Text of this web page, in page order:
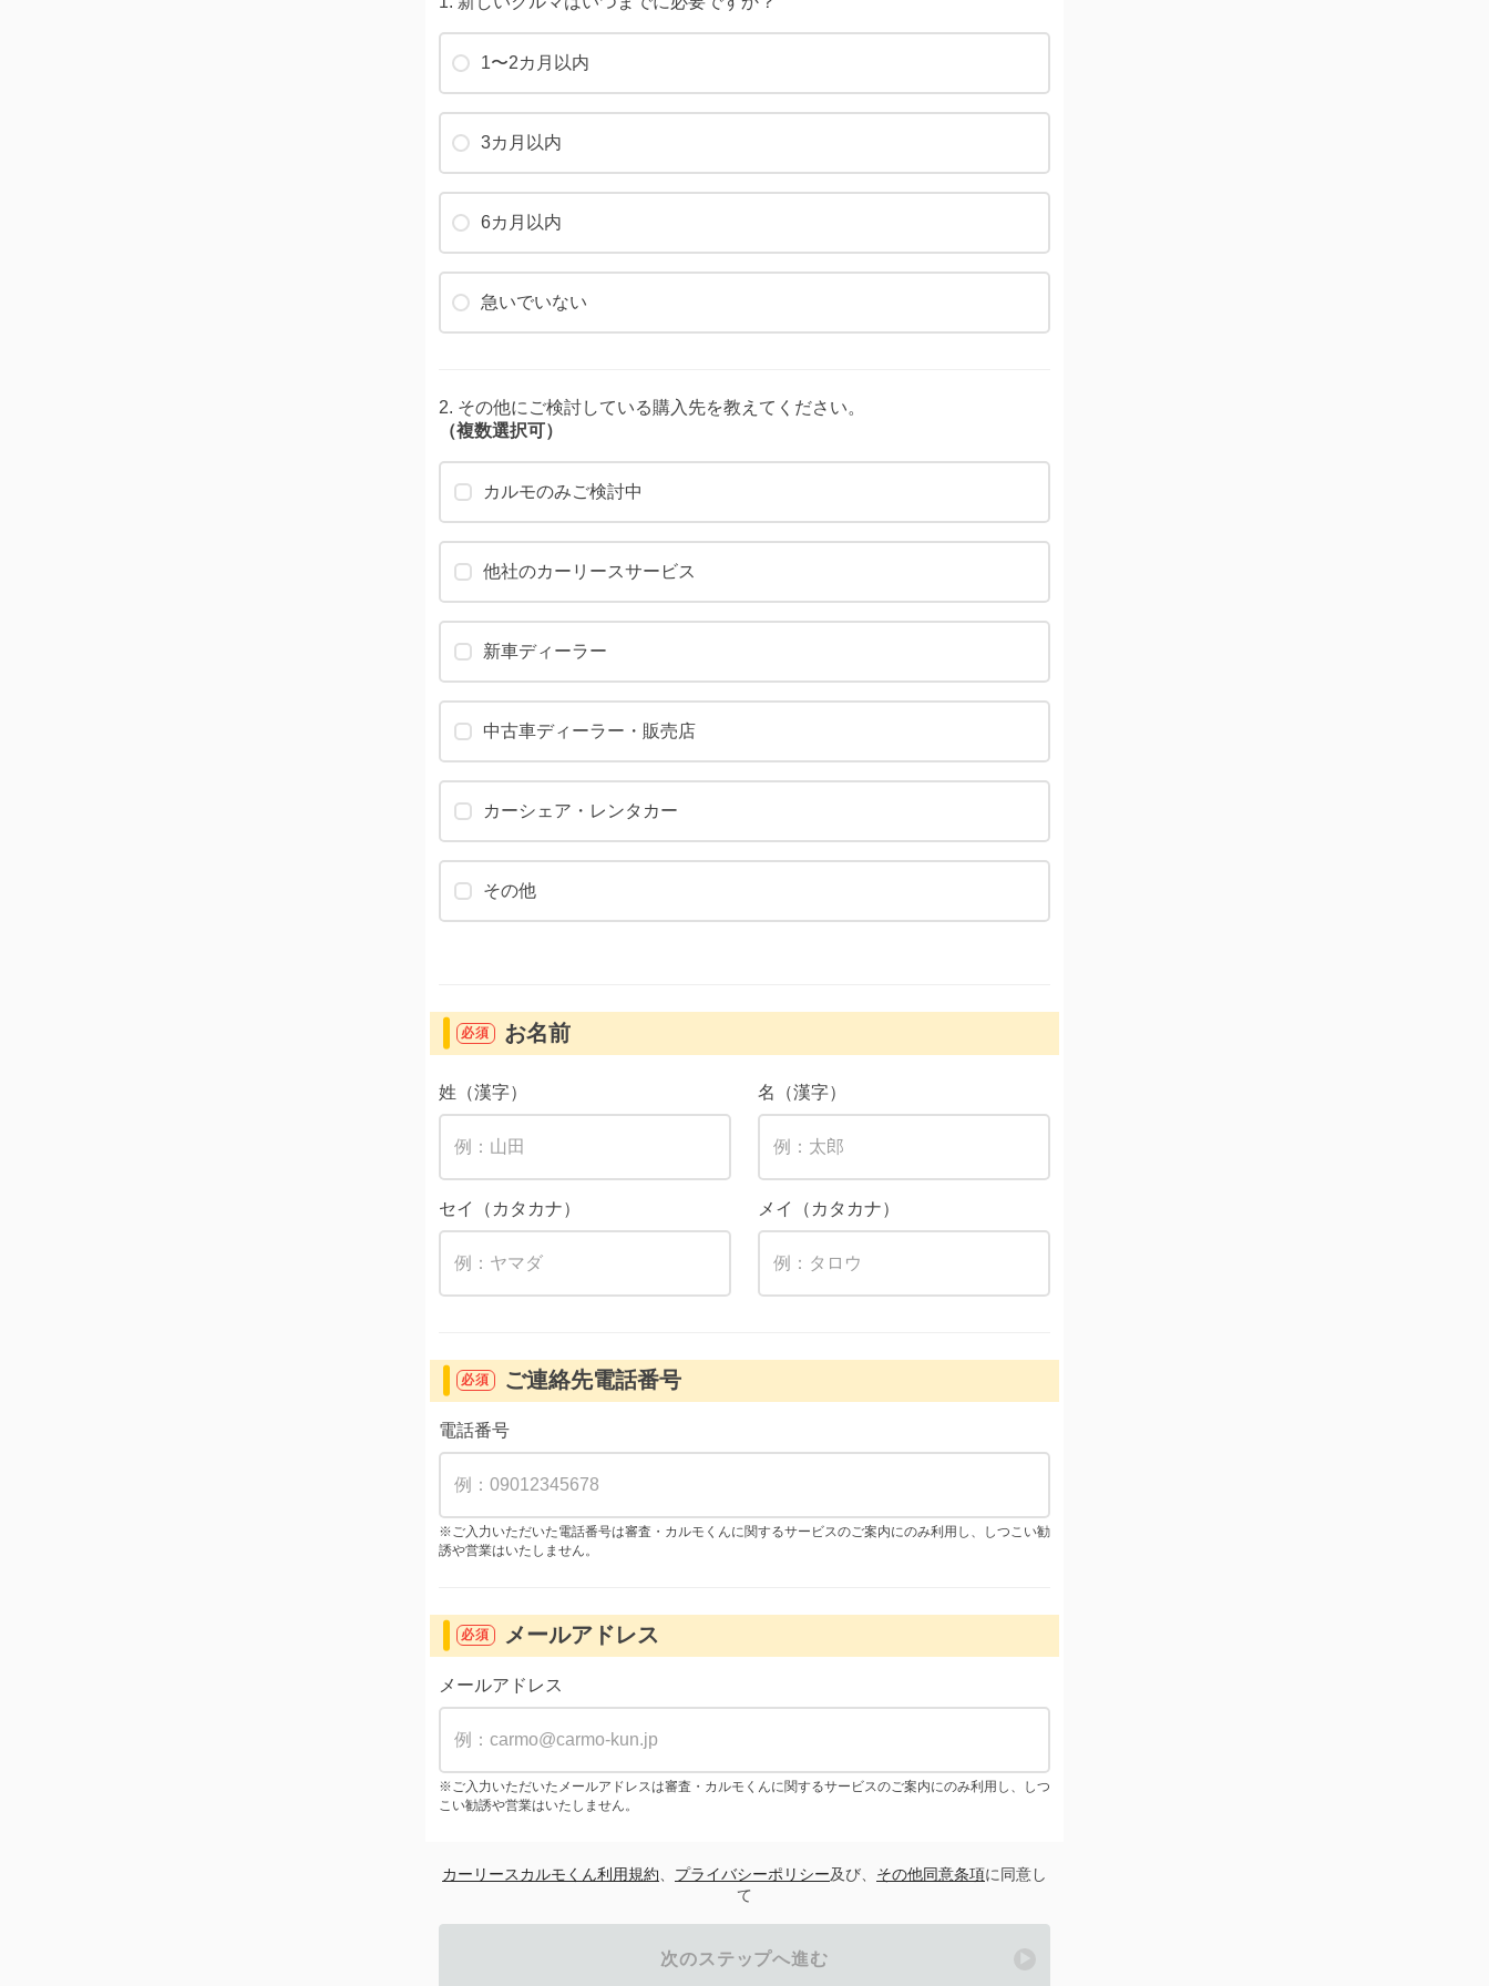
1〜2カ月以内
3カ月以内
6カ月以内
急いでいない
2. その他にご検討している購入先を教えてください。
（複数選択可）
カルモのみご検討中
他社のカーリースサービス
新車ディーラー
中古車ディーラー・販売店
カーシェア・レンタカー
その他
必須 お名前
姓（漢字） 名（漢字）
セイ（カタカナ） メイ（カタカナ）
必須 ご連絡先電話番号
電話番号
※ご入力いただいた電話番号は審査・カルモくんに関するサービスのご案内にのみ利用し、しつこい勧
誘や営業はいたしません。
必須 メールアドレス
メールアドレス
※ご入力いただいたメールアドレスは審査・カルモくんに関するサービスのご案内にのみ利用し、しつ
こい勧誘や営業はいたしません。
カーリースカルモくん利用規約 プライバシーポリシー及び、 その他同意条項に同意し
て
次のステップへ進む